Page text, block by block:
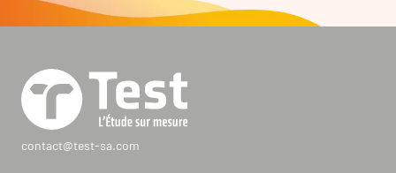
contact@test-sa.com